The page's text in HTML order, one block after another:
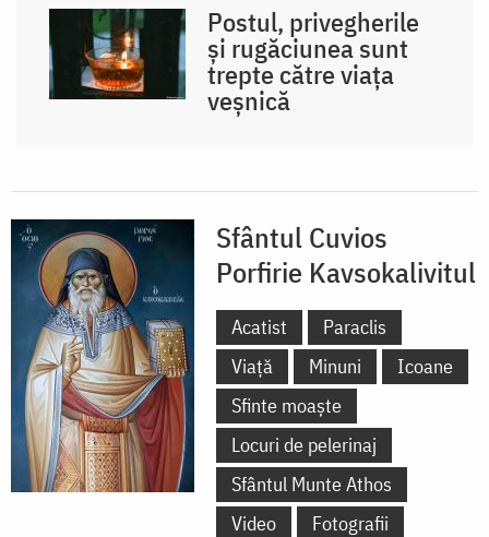
Postul, privegherile
și rugăciunea sunt
trepte către viața
veșnică
Sfântul Cuvios
Porfirie Kavsokalivitul
Acatist
Paraclis
Viață
Minuni
Icoane
Sfinte moaște
Locuri de pelerinaj
Sfântul Munte Athos
Video
Fotografii